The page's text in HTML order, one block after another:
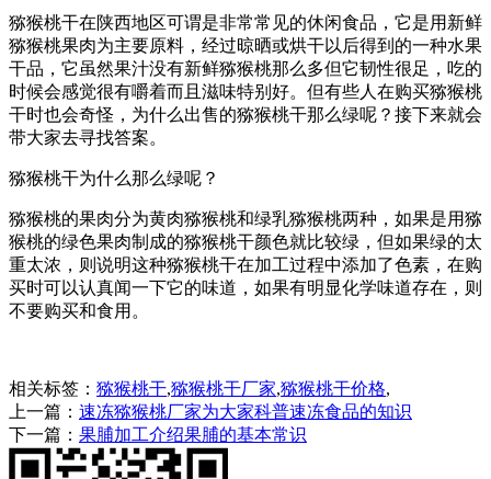
猕猴桃干在陕西地区可谓是非常常见的休闲食品，它是用新鲜
猕猴桃果肉为主要原料，经过晾晒或烘干以后得到的一种水果
干品，它虽然果汁没有新鲜猕猴桃那么多但它韧性很足，吃的
时候会感觉很有嚼着而且滋味特别好。但有些人在购买猕猴桃
干时也会奇怪，为什么出售的猕猴桃干那么绿呢？接下来就会
带大家去寻找答案。
猕猴桃干为什么那么绿呢？
猕猴桃的果肉分为黄肉猕猴桃和绿乳猕猴桃两种，如果是用猕
猴桃的绿色果肉制成的猕猴桃干颜色就比较绿，但如果绿的太
重太浓，则说明这种猕猴桃干在加工过程中添加了色素，在购
买时可以认真闻一下它的味道，如果有明显化学味道存在，则
不要购买和食用。
相关标签： 猕猴桃干,猕猴桃干厂家,猕猴桃干价格,
上一篇： 速冻猕猴桃厂家为大家科普速冻食品的知识
下一篇： 果脯加工介绍果脯的基本常识